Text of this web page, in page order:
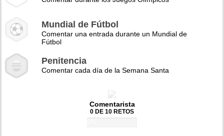
Mundial de Fútbol
Comentar una entrada durante un Mundial de
Fútbol
Penitencia
Comentar cada día de la Semana Santa
Comentarista
0 DE 10 RETOS